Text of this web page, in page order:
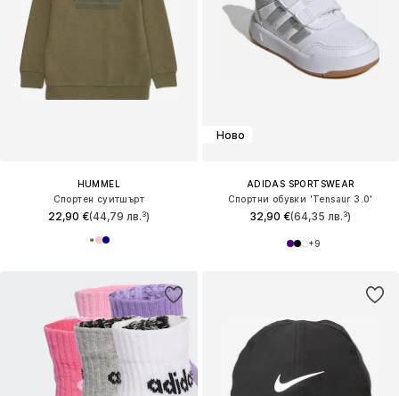
HUMMEL
Спортен суитшърт
22,90 €(44,79 лв.³)
Ново
ADIDAS SPORTSWEAR
Спортни обувки 'Tensaur 3.0'
32,90 €(64,35 лв.³)
+9